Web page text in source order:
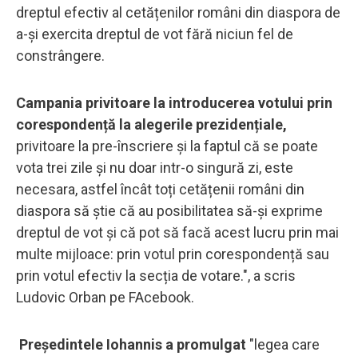
dreptul efectiv al cetățenilor români din diaspora de
a-și exercita dreptul de vot fără niciun fel de
constrângere.
Campania privitoare la introducerea votului prin
corespondență la alegerile prezidențiale,
privitoare la pre-înscriere și la faptul că se poate
vota trei zile și nu doar intr-o singură zi, este
necesara, astfel încât toți cetățenii români din
diaspora să știe că au posibilitatea să-și exprime
dreptul de vot și că pot să facă acest lucru prin mai
multe mijloace: prin votul prin corespondență sau
prin votul efectiv la secția de votare.", a scris
Ludovic Orban pe FAcebook.
Președintele Iohannis a promulgat "legea care